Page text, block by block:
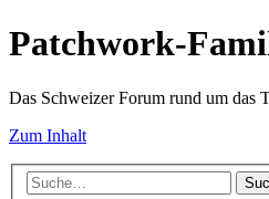
Patchwork-
Das Schweizer Forum rund um das
Zum Inhalt